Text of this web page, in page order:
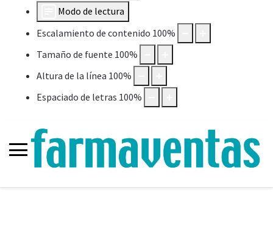
Modo de lectura
Escalamiento de contenido 100%
Tamaño de fuente 100%
Altura de la línea 100%
Espaciado de letras 100%